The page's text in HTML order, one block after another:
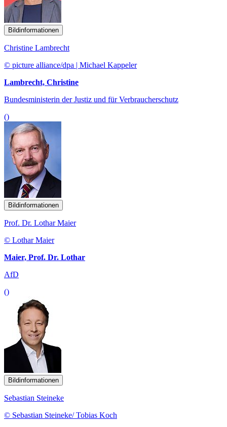
Bildinformationen
Christine Lambrecht
© picture alliance/dpa | Michael Kappeler
Lambrecht, Christine
Bundesministerin der Justiz und für Verbraucherschutz
()
Bildinformationen
Prof. Dr. Lothar Maier
© Lothar Maier
Maier, Prof. Dr. Lothar
AfD
()
Bildinformationen
Sebastian Steineke
© Sebastian Steineke/ Tobias Koch